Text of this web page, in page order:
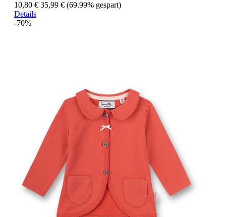
10,80 € 35,99 € (69.99% gespart)
Details
-70%